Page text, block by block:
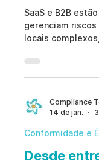
SaaS e B2B
gerenciam
locais
escalabilidade,
ética de riscos.
focado naCompliance
14 de jan.
Conformidade e
Desde